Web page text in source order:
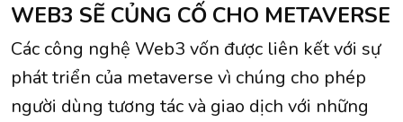
WEB3 SẼ CỦNG CỐ CHO METAVERSE
Các công nghệ Web3 vốn được liên kết với sự
phát triển của metaverse vì chúng cho phép
người dùng tương tác và giao dịch với những